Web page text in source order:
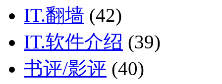
IT.翻墙 (42)
IT.软件介绍 (39)
书评/影评 (40)